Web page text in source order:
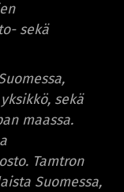
sekä
sekä
maassa.
Tamtron
Suomessa,